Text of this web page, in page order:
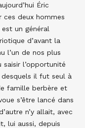
Éric
ces deux hommes
un général
d’avant la
l’un de nos plus
saisir l’opportunité
desquels il fut seul à
famille berbère et
s’être lancé dans
n’y allait, avec
lui aussi, depuis